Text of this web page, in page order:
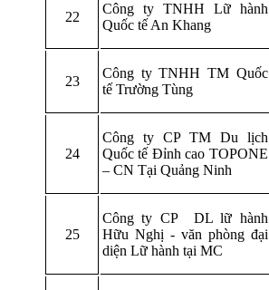
22
Công ty TNHH Lữ hành
Quốc tế An Khang
23
Công ty TNHH TM Quốc
tế Trường Tùng
24
Công ty CP TM Du lịch
Quốc tế Đỉnh cao TOPONE
– CN Tại Quảng Ninh
25
Công ty CP DL lữ hành
Hữu Nghị - văn phòng đại
diện Lữ hành tại MC